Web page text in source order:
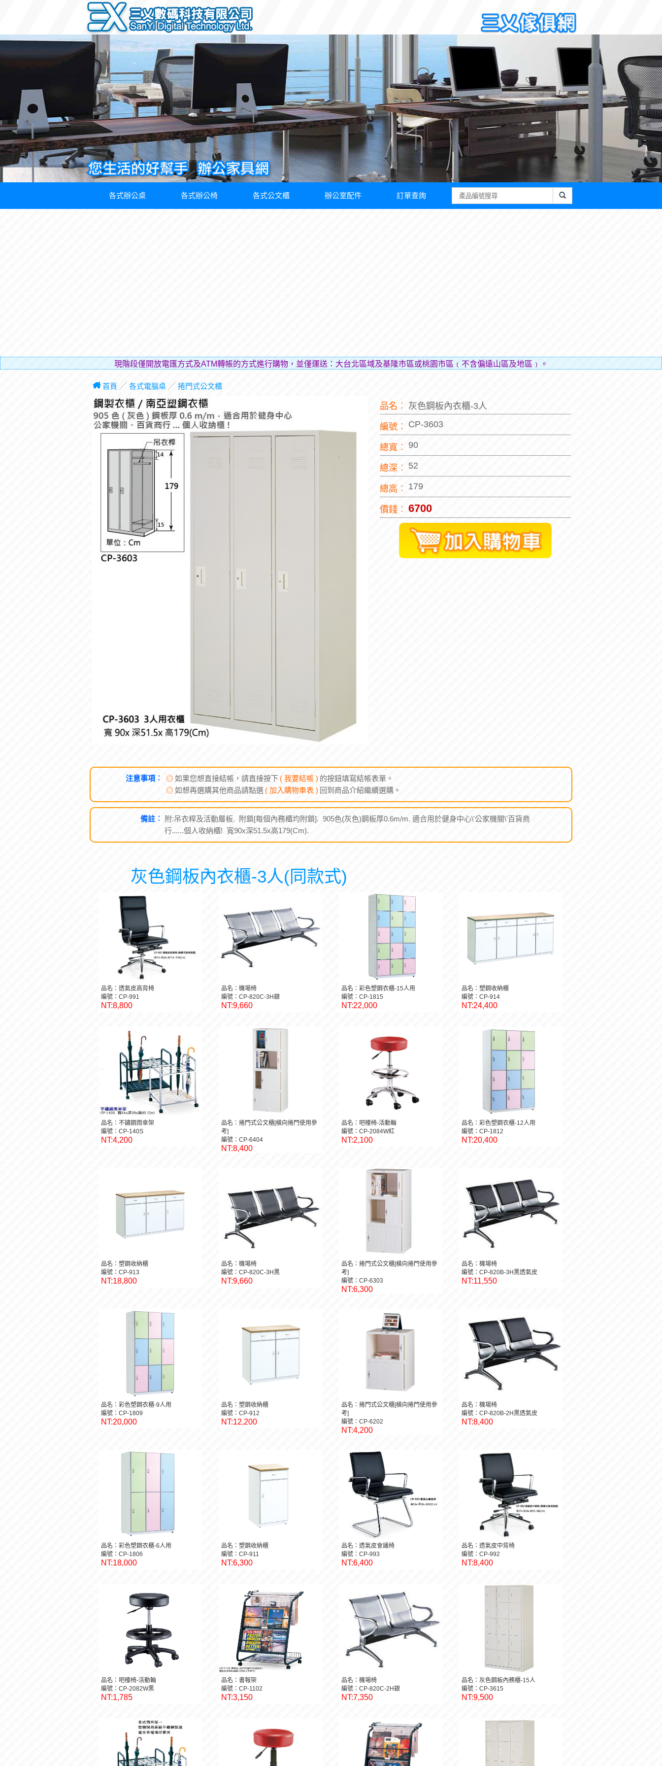
各式辦公桌 各式辦公椅 各式公文櫃 辦公室配件 訂單查詢
現階段僅開放電匯方式及ATM轉帳的方式進行購物，並僅運送：大台北區域及基隆市區或桃園市區﹙不含偏遠山區及地區﹚。
首頁 ╱ 各式電腦桌╱ 捲門式公文櫃
品名︰ 灰色鋼板內衣櫃-3人
編號︰ CP-3603
總寬︰ 90
總深︰ 52
總高︰ 179
價錢︰ 6700
注意事項︰ ◎如果您想直接結帳，請直接按下 ( 我要結帳 ) 的按鈕填寫結帳表單。
◎如想再選購其他商品請點選 ( 加入購物車表 ) 回到商品介紹繼續選購。
備註︰
附:吊衣桿及活動層板. 附鎖[每個內務櫃均附鎖]. 905色(灰色)鋼板厚0.6m/m. 適合用於健身中心\'公家機關\'百貨商
行......個人收納櫃! 寬90x深51.5x高179(Cm).
灰色鋼板內衣櫃-3人(同款式)
品名：透氣皮高背椅
編號：CP-991
NT:8,800
品名：機場椅
編號：CP-820C-3H銀
NT:9,660
品名：彩色塑鋼衣櫃-15人用
編號：CP-1815
NT:22,000
品名：塑鋼收納櫃
編號：CP-914
NT:24,400
品名：不鏽鋼雨傘架
編號：CP-140S
NT:4,200
品名：捲門式公文櫃[橫向捲門使用參
考]
編號：CP-6404
NT:8,400
品名：吧檯椅-活動輪
編號：CP-2084W紅
NT:2,100
品名：彩色塑鋼衣櫃-12人用
編號：CP-1812
NT:20,400
品名：塑鋼收納櫃
編號：CP-913
NT:18,800
品名：機場椅
編號：CP-820C-3H黑
NT:9,660
品名：捲門式公文櫃[橫向捲門使用參
考]
編號：CP-6303
NT:6,300
品名：機場椅
編號：CP-820B-3H黑透氣皮
NT:11,550
品名：彩色塑鋼衣櫃-9人用
編號：CP-1809
NT:20,000
品名：塑鋼收納櫃
編號：CP-912
NT:12,200
品名：捲門式公文櫃[橫向捲門使用參
考]
編號：CP-6202
NT:4,200
品名：機場椅
編號：CP-820B-2H黑透氣皮
NT:8,400
品名：彩色塑鋼衣櫃-6人用
編號：CP-1806
NT:18,000
品名：塑鋼收納櫃
編號：CP-911
NT:6,300
品名：透氣皮會議椅
編號：CP-993
NT:6,400
品名：透氣皮中背椅
編號：CP-992
NT:8,400
品名：吧檯椅-活動輪
編號：CP-2082W黑
NT:1,785
品名：書報架
編號：CP-1102
NT:3,150
品名：機場椅
編號：CP-820C-2H銀
NT:7,350
品名：灰色鋼板內務櫃-15人
編號：CP-3615
NT:9,500